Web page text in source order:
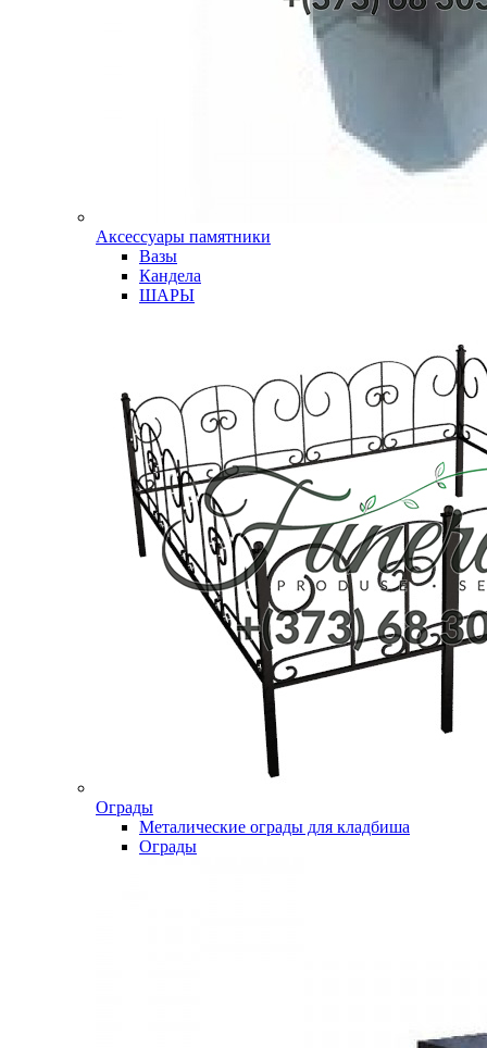
Аксессуары памятники
Вазы
Кандела
ШАРЫ
Ограды
Металические ограды для кладбиша
Ограды